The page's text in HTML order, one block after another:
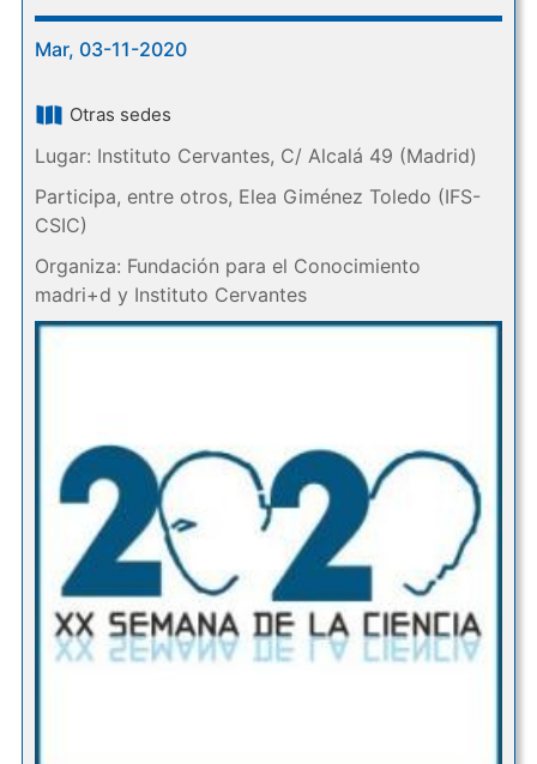
Mar, 03-11-2020
Otras sedes
Lugar: Instituto Cervantes, C/ Alcalá 49 (Madrid)
Participa, entre otros, Elea Giménez Toledo (IFS-
CSIC)
Organiza: Fundación para el Conocimiento
madri+d y Instituto Cervantes